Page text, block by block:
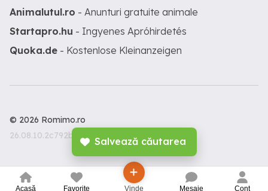
Salvează căutarea
Acasă Favorite Vinde Mesaje Cont
Animalutul.ro - Anunturi gratuite animale
Startapro.hu - Ingyenes Apróhirdetés
Quoka.de - Kostenlose Kleinanzeigen
© 2026 Romimo.ro
26.08.10.2c792b3